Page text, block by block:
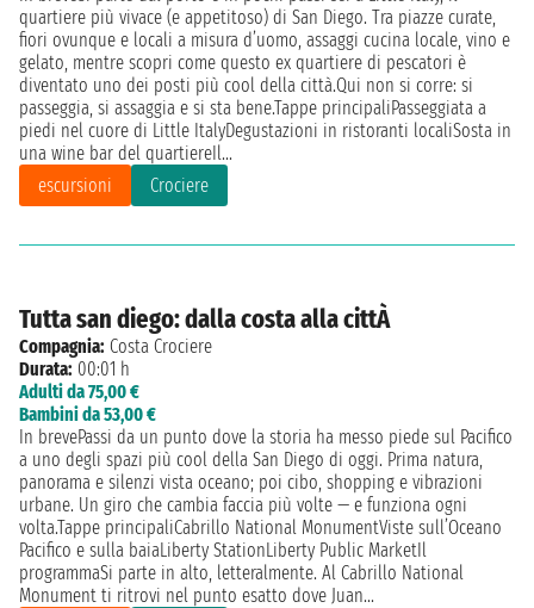
quartiere più vivace (e appetitoso) di San Diego. Tra piazze curate,
fiori ovunque e locali a misura d’uomo, assaggi cucina locale, vino e
gelato, mentre scopri come questo ex quartiere di pescatori è
diventato uno dei posti più cool della città.Qui non si corre: si
passeggia, si assaggia e si sta bene.Tappe principaliPasseggiata a
piedi nel cuore di Little ItalyDegustazioni in ristoranti localiSosta in
una wine bar del quartiereIl...
escursioni
Crociere
Tutta san diego: dalla costa alla cittÀ
Compagnia: Costa Crociere
Durata: 00:01 h
Adulti da 75,00 €
Bambini da 53,00 €
In brevePassi da un punto dove la storia ha messo piede sul Pacifico
a uno degli spazi più cool della San Diego di oggi. Prima natura,
panorama e silenzi vista oceano; poi cibo, shopping e vibrazioni
urbane. Un giro che cambia faccia più volte — e funziona ogni
volta.Tappe principaliCabrillo National MonumentViste sull’Oceano
Pacifico e sulla baiaLiberty StationLiberty Public MarketIl
programmaSi parte in alto, letteralmente. Al Cabrillo National
Monument ti ritrovi nel punto esatto dove Juan...